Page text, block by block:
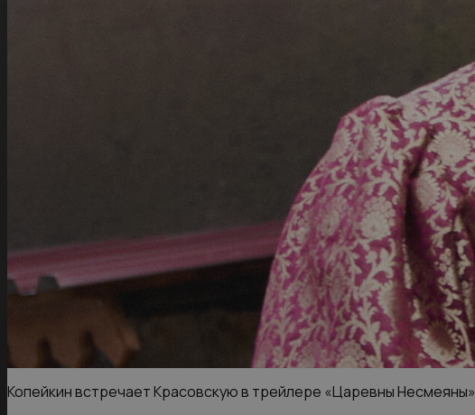
Копейкин встречает Красовскую в трейлере «Царевны Несмеяны»